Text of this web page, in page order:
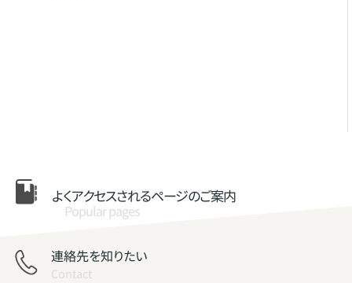
よくアクセスされるページのご案内
Popular pages
連絡先を知りたい
Contact